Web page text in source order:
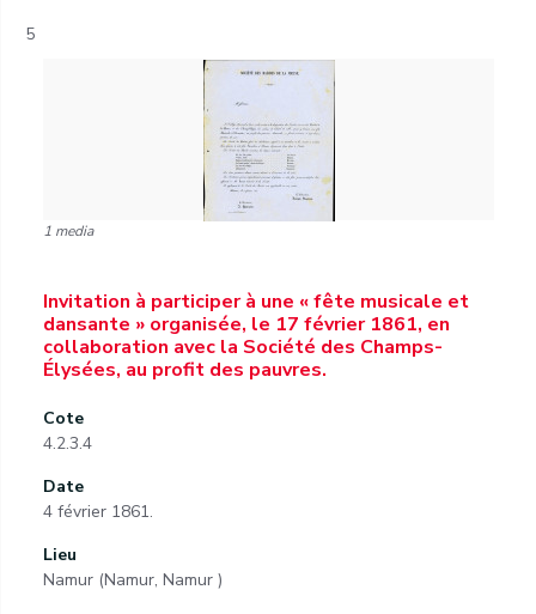
5
1 media
Invitation à participer à une « fête musicale et
dansante » organisée, le 17 février 1861, en
collaboration avec la Société des Champs-
Élysées, au profit des pauvres.
Cote
4.2.3.4
Date
4 février 1861.
Lieu
Namur (Namur, Namur )